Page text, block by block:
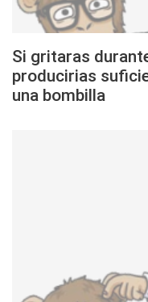
Si gritaras
producirias
una bombilla